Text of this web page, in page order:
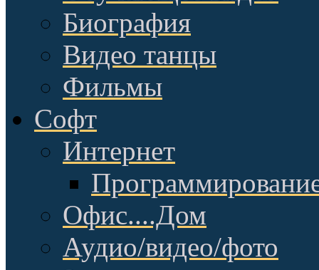
Биография
Видео танцы
Фильмы
Софт
Интернет
Офис....Дом
Аудио/видео/фото